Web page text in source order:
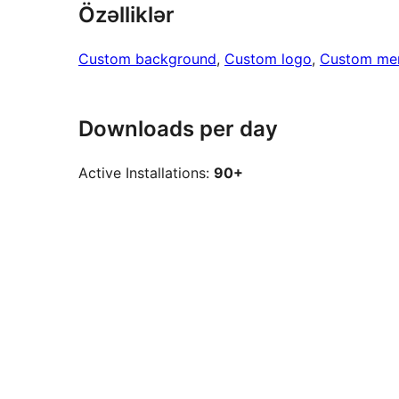
Özəlliklər
Custom background, Custom logo, Custom
Downloads per day
Active Installations: 90+